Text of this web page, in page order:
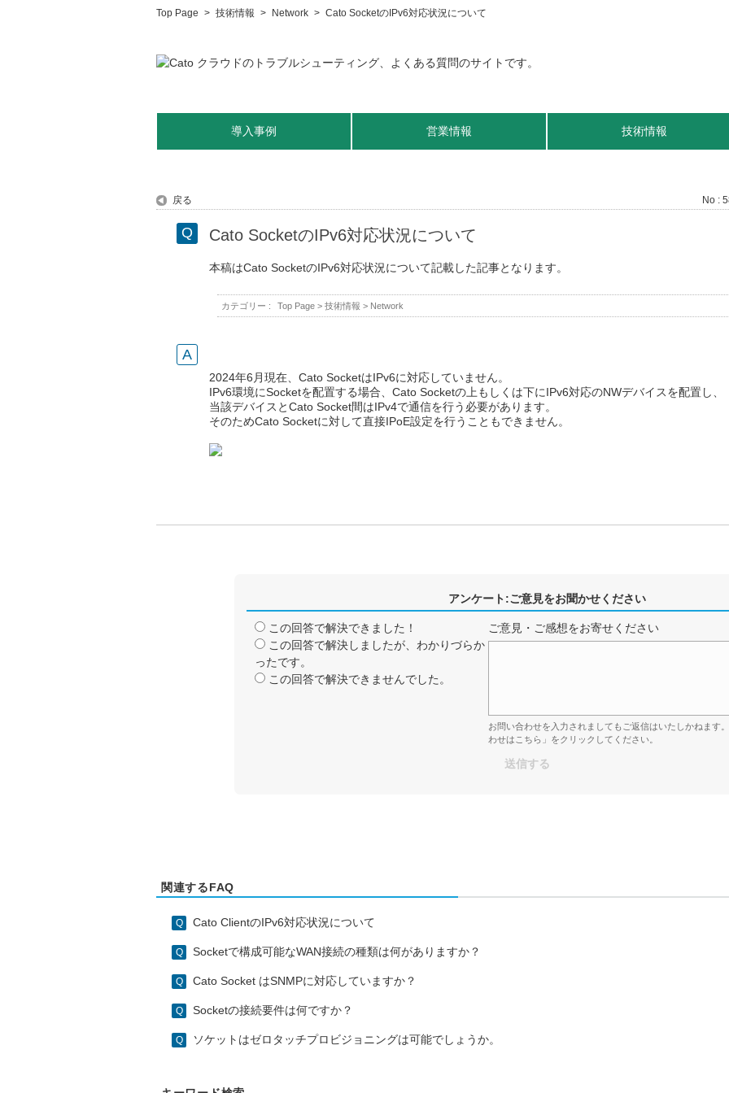
Top Page > 技術情報 > Network > Cato SocketのIPv6対応状況について
導入事例 営業情報 技術情報
戻る No :
Cato SocketのIPv6対応状況について
本稿はCato SocketのIPv6対応状況について記載した記事となります。
カテゴリー : Top Page > 技術情報 > Network
2024年6月現在、Cato SocketはIPv6に対応していません。
IPv6環境にSocketを配置する場合、Cato Socketの上もしくは下にIPv6対応のNWデバイスを配置し、
当該デバイスとCato Socket間はIPv4で通信を行う必要があります。
そのためCato Socketに対して直接IPoE設定を行うこともできません。
アンケート:ご意見をお聞かせください
この回答で解決できました！
この回答で解決しましたが、わかりづらか
ったです。
この回答で解決できませんでした。
ご意見・ご感想をお寄せください
お問い合わせを入力されましてもご返信はいたしかねます
わせはこちら」をクリックしてください。
関連するFAQ
Cato ClientのIPv6対応状況について
Socketで構成可能なWAN接続の種類は何がありますか？
Cato Socket はSNMPに対応していますか？
Socketの接続要件は何ですか？
ソケットはゼロタッチプロビジョニングは可能でしょうか。